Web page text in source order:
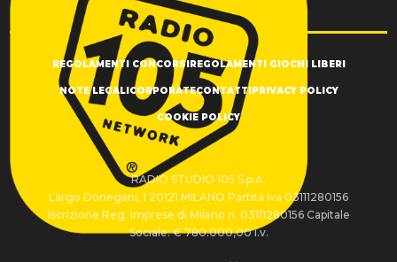
REGOLAMENTI CONCORSI REGOLAMENTI GIOCHI LIBERI
NOTE LEGALI CORPORATECONTATTI PRIVACY POLICY
COOKIE POLICY
RADIO STUDIO 105 S.p.A.
Largo Donegani, 1 20121 MILANO Partita Iva 03111280156
Iscrizione Reg. Imprese di Milano n. 03111280156 Capitale
Sociale: € 780.000,00 i.v.